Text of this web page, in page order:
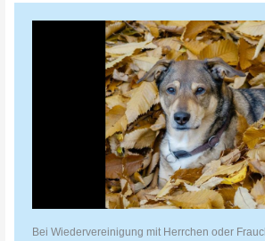
Bei Wiedervereinigung mit Herrchen oder